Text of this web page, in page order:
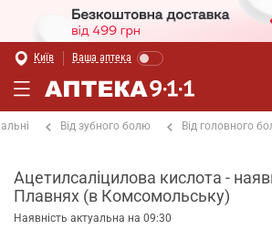
Київ Ваша аптека
Від зубного болю Від головного
Ацетилсаліцилова кислота -
Плавнях (в Комсомольську)
Наявність актуальна на 09:30